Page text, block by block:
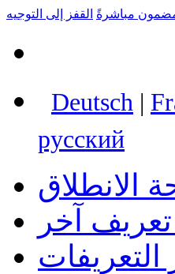
مباشرةً القفز إلى التوجيه
Deutsch |
русский
الانطلاق
آخر
التعريفات